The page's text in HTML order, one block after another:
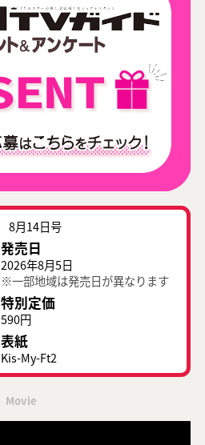
8月14日号
発売日
2026年8月5日
※一部地域は発売日が異なります
特別定価
590円
表紙
Kis-My-Ft2
Movie